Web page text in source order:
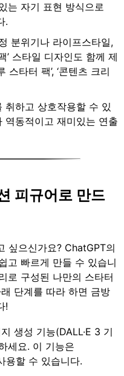
는 자기 표현 방식으로
.
분위기나 라이프스타일,
’ 스타일 디자인도 함께 제
스타터 팩’, ‘콘텐츠 크리
취하고 상호작용할 수 있
역동적이고 재미있는 연출
피규어로 만드
싶으신가요? ChatGPT의
고 빠르게 만들 수 있습니
로 구성된 나만의 스타터
단계를 따라 하면 금방
!
생성 기능(DALL·E 3 기
세요. 이 기능은
용할 수 있습니다.